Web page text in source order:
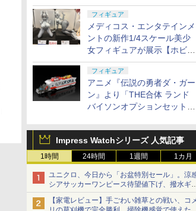
2026」が11月13日より開催
決定
フィギュア
メディコス・エンタテインメ
ントの新作1/4スケール美少
女フィギュアが展示【ホビー
メーカー合同展示会】
フィギュア
アニメ『伝説の勇者ダ・ガー
ン』より「THE合体 ランド
バイソンオプションセット」
Impress Watchシリーズ 人気記事
1時間 24時間 1週間 1カ月
ユニクロ、今日から「お盆特別セール」。涼
シアサッカーワンピース待望値下げ、撥水ギ
ショーツは1990円に
【家電レビュー】手ごわい雑草との戦い、コ